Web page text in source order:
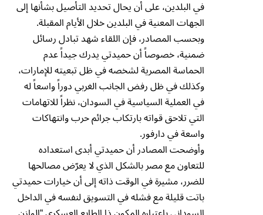
في البلدين، على أن يحال تحديد التأصيل بشأنها إلى
الجهات المعنية في البلدين خلال الأيام المقبلة.
وبحسب المصادر، فإن اللقاء شهد تبادل رسائل
ضمنية، خصوصاً أن حميدتي يدرك جيداً عدم
الحماسة المصرية لشخصه في ظل تبعيته للإمارات،
وكذلك في ظل رفض الجانب الغربي دوراً واسعاً له
في العملية السياسية في السودان، نظراً للاتهامات
التي تلاحق قواته بارتكاب جرائم حرب وانتهاكات
واسعة في دارفور.
وأوضحت المصادر أن حميدتي أبدى استعداده
للتعاون مع مصر بالشكل الذي لا يعرّض مصالحها
للضرر، مشيرة في الوقت ذاته إلى أن خيارات حميدتي
باتت قليلة مع فشله في التسويق لنفسه في الداخل